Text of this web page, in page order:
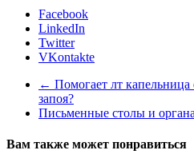
Facebook
LinkedIn
Twitter
VKontakte
← Помогает лт
запоя?
Письменные столы и
Вам также может понравиться